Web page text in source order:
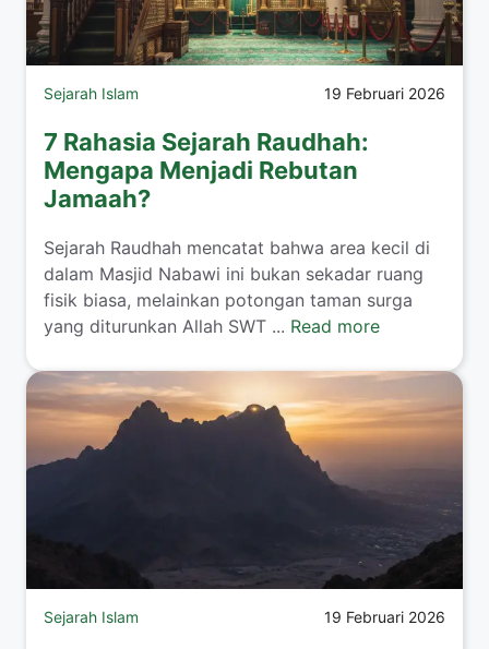
Sejarah Islam 19 Februari 2026
7 Rahasia Sejarah Raudhah:
Mengapa Menjadi Rebutan
Jamaah?
Sejarah Raudhah mencatat bahwa area kecil di
dalam Masjid Nabawi ini bukan sekadar ruang
fisik biasa, melainkan potongan taman surga
yang diturunkan Allah SWT ... Read more
Sejarah Islam 19 Februari 2026